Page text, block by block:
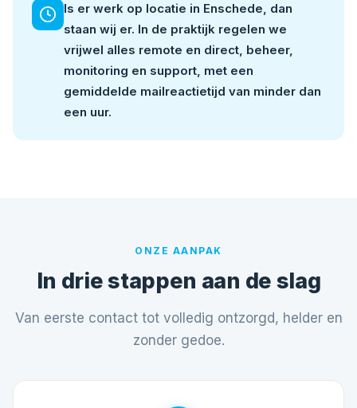
Is er werk op locatie in Enschede, dan
staan wij er. In de praktijk regelen we
vrijwel alles remote en direct, beheer,
monitoring en support, met een
gemiddelde mailreactietijd van minder dan
een uur.
ONZE AANPAK
In drie stappen aan de slag
Van eerste contact tot volledig ontzorgd, helder en
zonder gedoe.